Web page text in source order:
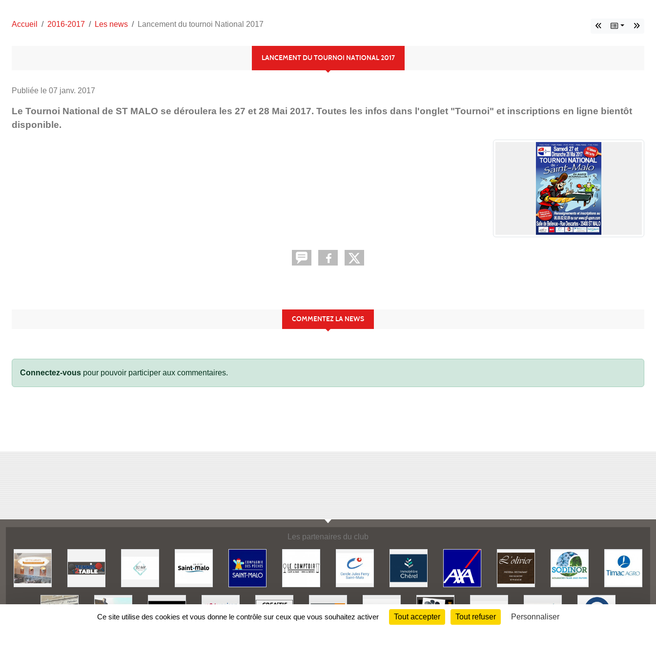
Accueil 2016-2017 Les news Lancement du tournoi National 2017
LANCEMENT DU TOURNOI NATIONAL 2017
Publiée le 07 janv. 2017
Le Tournoi National de ST MALO se déroulera les 27 et 28 Mai 2017. Toutes les infos dans l'onglet "Tournoi" et inscriptions en ligne bientôt
disponible.
COMMENTEZ LA NEWS
Connectez-vous pour pouvoir participer aux commentaires.
Les partenaires du club
Ce site utilise des cookies et vous donne le contrôle sur ceux que vous souhaitez activer Tout accepter Tout refuser Personnaliser